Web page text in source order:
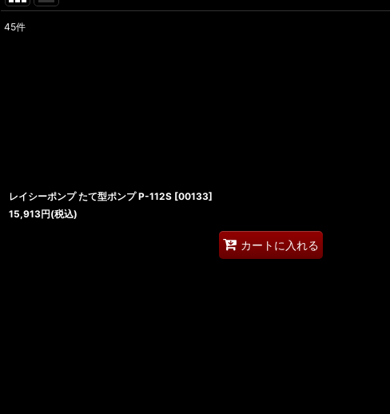
45件
レイシーポンプ たて型ポンプ P-112S [00133]
15,913円(税込)
カートに入れる